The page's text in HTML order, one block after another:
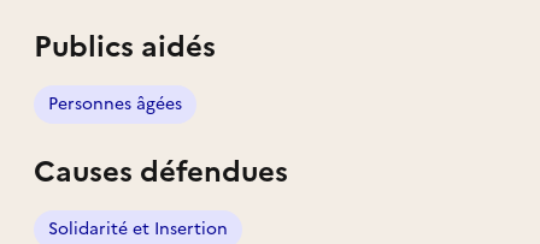
découvertes du patrimoine, de l'histoire, de
sites industriels, etc...
Publics aidés
Personnes âgées
Causes défendues
Solidarité et Insertion